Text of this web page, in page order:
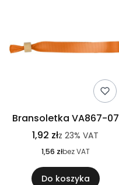
Bransoletka VA867-07
1,92 złz 23% VAT
1,56 złbez VAT
Do koszyka